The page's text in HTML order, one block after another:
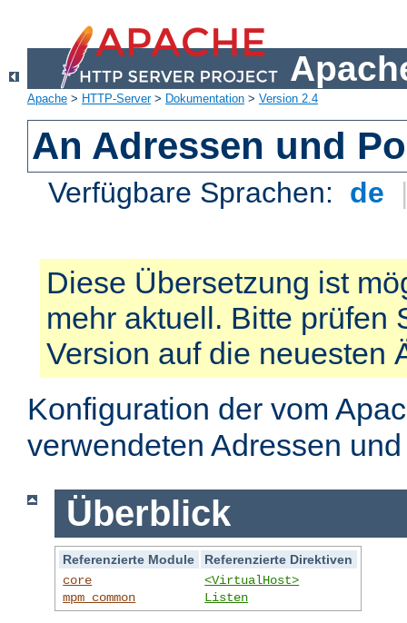
Apache > HTTP-Server> Dokumentation > Version 2.4
An Adressen und
Verfügbare Sprachen: de
Diese Übersetzung ist
mehr aktuell. Bitte prüfen
Version auf die neuesten
Konfiguration der vom
verwendeten Adressen
Überblick
Referenzierte Module
Referenzierte Direktiven
core
mpm_common
<VirtualHost>
Listen